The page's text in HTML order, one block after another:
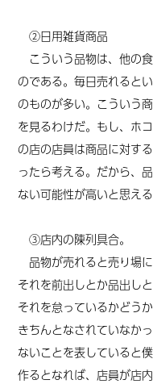
②日用雑貨商品
こういう品物は、他の
のである。毎日売れると
のものが多い。こういう
を見るわけだ。もし、ホ
の店の店員は商品に対す
ったら考える。だから、
ない可能性が高いと思える
③店内の陳列具合。
品物が売れると売り場
それを前出しとか品出し
それを怠っているかどう
きちんとなされていなか
ないことを表していると
作るとなれば、店員が店